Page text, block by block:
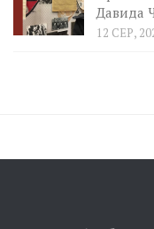
Давида
12 СЕР,